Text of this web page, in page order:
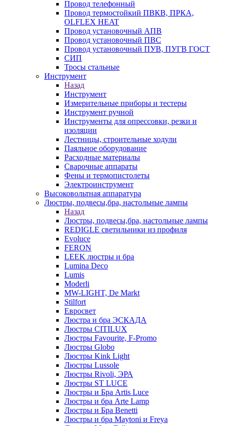
Провод телефонный
Провод термостойкий ПВКВ, ПРКА,
OLFLEX HEAT
Провод установочный АПВ
Провод установочный ПВС
Провод установочный ПУВ, ПУГВ ГОСТ
СИП
Тросы стальные
Инструмент
Назад
Инструмент
Измерительные приборы и тестеры
Инструмент ручной
Инструменты для опрессовки, резки и
изоляции
Лестницы, строительные ходули
Паяльное оборудование
Расходные материалы
Сварочные аппараты
Фены и термопистолеты
Электроинструмент
Высоковольтная аппаратура
Люстры, подвесы,бра, настольные лампы
Назад
Люстры, подвесы,бра, настольные лампы
REDIGLE светильники из профиля
Evoluce
FERON
LEEK люстры и бра
Lumina Deco
Lumis
Moderli
MW-LIGHT, De Markt
Stilfort
Евросвет
Люстра и бра ЭСКАДА
Люстры CITILUX
Люстры Favourite, F-Promo
Люстры Globo
Люстры Kink Light
Люстры Lussole
Люстры Rivoli, ЭРА
Люстры ST LUCE
Люстры и Бра Artis Luce
Люстры и бра Arte Lamp
Люстры и Бра Benetti
Люстры и бра Maytoni и Freya